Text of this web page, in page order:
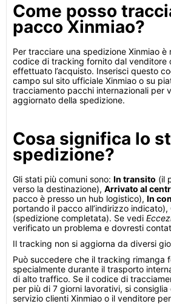
Come posso
pacco Xinmiao?
Per tracciare una spedizione Xinmiao è
codice di tracking fornito dal venditore
effettuato l’acquisto. Inserisci questo
campo sul sito ufficiale Xinmiao o su
tracciamento pacchi internazionali per
aggiornato della spedizione.
Cosa significa lo
spedizione?
Gli stati più comuni sono: In transito (il
verso la destinazione), Arrivato al
pacco è presso un hub logistico), In
portando il pacco all’indirizzo indicato),
(spedizione completata). Se vedi
verificato un problema e dovresti
Il tracking non si aggiorna da diversi
Può succedere che il tracking rimanga
specialmente durante il trasporto
di alto traffico. Se il codice di
per più di 7 giorni lavorativi, si
servizio clienti Xinmiao o il venditore